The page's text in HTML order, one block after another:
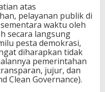
atas
pelayanan publik di
waktu oleh
secara langsung
pesta demokrasi,
diharapkan tidak
pemerintahan
jujur, dan
Clean Governance).